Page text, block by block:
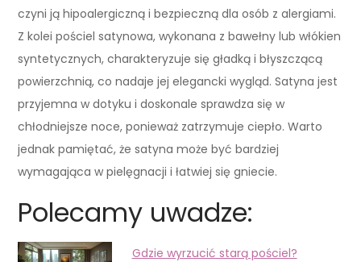
czyni ją hipoalergiczną i bezpieczną dla osób z alergiami.
Z kolei pościel satynowa, wykonana z bawełny lub włókien
syntetycznych, charakteryzuje się gładką i błyszczącą
powierzchnią, co nadaje jej elegancki wygląd. Satyna jest
przyjemna w dotyku i doskonale sprawdza się w
chłodniejsze noce, ponieważ zatrzymuje ciepło. Warto
jednak pamiętać, że satyna może być bardziej
wymagająca w pielęgnacji i łatwiej się gniecie.
Polecamy uwadze:
Gdzie wyrzucić starą pościel?